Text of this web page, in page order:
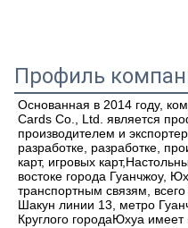
Профиль
Основанная в 2014 году,
Cards Co., Ltd. является
производителем и
разработке, разработке,
карт, игровых
востоке города Гуанчжоу,
транспортным связям,
Шакун линии 13, метро
Круглого городаЮхуа